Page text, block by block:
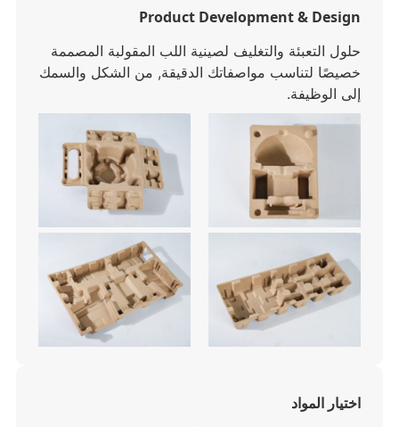
Product Development & Design
حلول التعبئة والتغليف لصينية اللب المقولبة المصممة
خصيصًا لتناسب مواصفاتك الدقيقة, من الشكل والسمك
إلى الوظيفة.
اختيار المواد